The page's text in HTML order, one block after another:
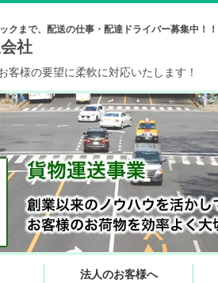
クまで、配送の仕事・配達ドライバー募集中！
社
客様の要望に柔軟に対応いたします！
法人のお客様へ